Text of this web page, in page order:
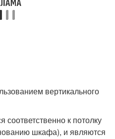
вертикального
к потолку
шкафа), и являются